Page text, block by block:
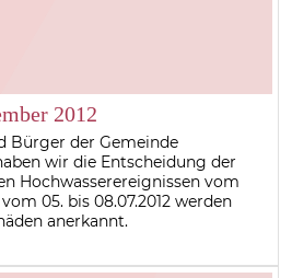
2012
Bürger der Gemeinde
wir die Entscheidung der
Hochwasserereignissen vom
05. bis 08.07.2012 werden
anerkannt.